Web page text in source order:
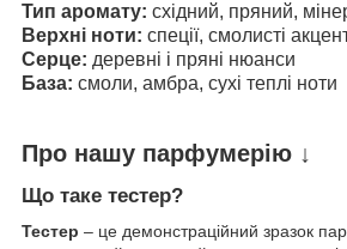
Тип аромату: східний, пряний,
Верхні ноти: спеції, смолисті
Серце: деревні і пряні нюанси
База: смоли, амбра, сухі теплі ноти
Про нашу парфумерію ↓
Що таке тестер?
Тестер – це демонстраційний зразок